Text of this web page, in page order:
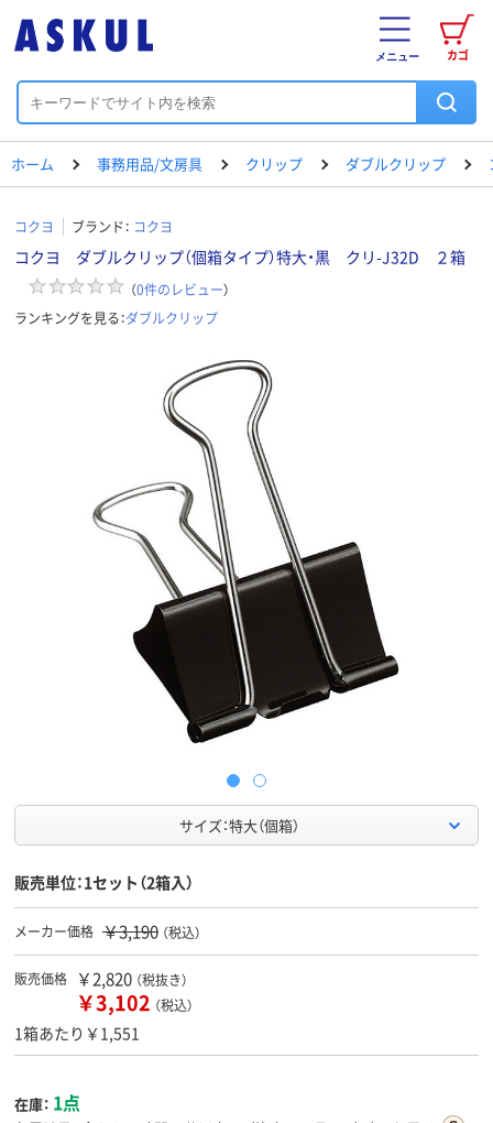
カゴ
メニュー
ホーム 事務用品/文房具 クリップ ダブルクリップ
コクヨ ブランド： コクヨ
コクヨ ダブルクリップ（個箱タイプ）特大・黒 クリ-J32D ２箱
（0件のレビュー）
ランキングを見る：ダブルクリップ
サイズ：特大（個箱）
販売単位：1セット（2箱入）
メーカー価格 ￥3,190 （税込）
販売価格 ￥2,820 （税抜き）
￥3,102 （税込）
1箱あたり￥1,551
在庫： 1点